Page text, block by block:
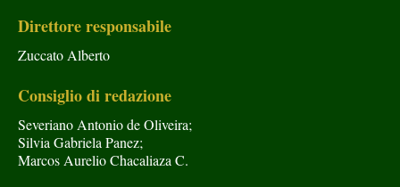
Direttore responsabile
Zuccato Alberto
Consiglio di redazione
Severiano Antonio de Oliveira;
Silvia Gabriela Panez;
Marcos Aurelio Chacaliaza C.